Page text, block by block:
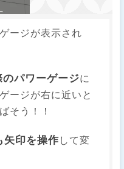
ージが表示され
パワーゲージに
ージが右に近いと
そう！！
矢印を操作 して変